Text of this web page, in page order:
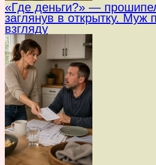
«Где деньги?» —
заглянув в открытку. Муж
взгляду